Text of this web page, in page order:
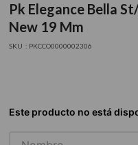
Pk Elegance Bella
New 19 Mm
: PKCCO0000002306
3. farmavita
7. secador